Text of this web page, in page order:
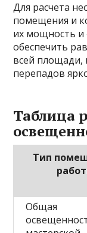
Для расчета
помещения и
их мощность и
обеспечить
всей площади,
перепадов
Таблица
Тип
Общая